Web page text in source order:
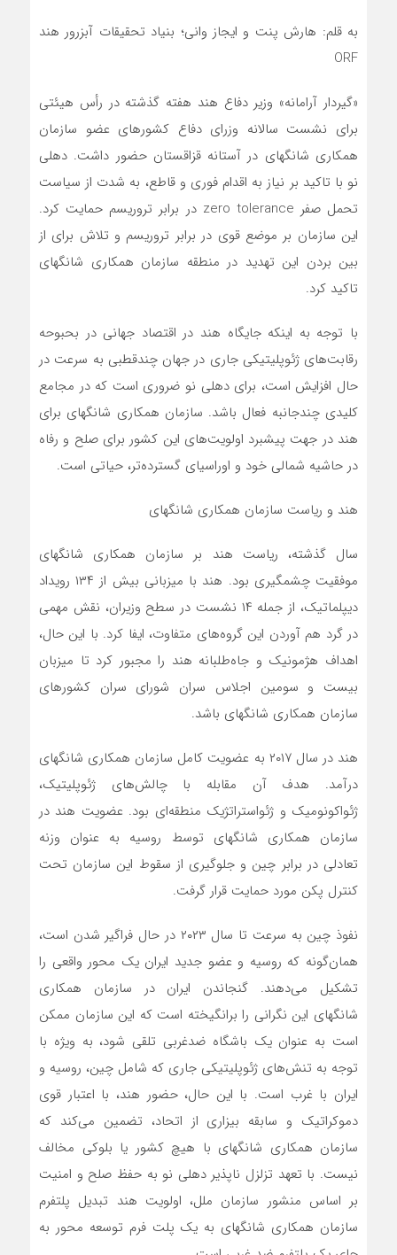
به قلم: هارش پنت و ایجاز وانی؛ بنیاد تحقیقات آبزرور هند
ORF
«گیردار آرامانه» وزیر دفاع هند هفته گذشته در رأس هیئتی
برای نشست سالانه وزرای دفاع کشورهای عضو سازمان
همکاری شانگهای در آستانه قزاقستان حضور داشت. دهلی
نو با تاکید بر نیاز به اقدام فوری و قاطع، به شدت از سیاست
تحمل صفر zero tolerance در برابر تروریسم حمایت کرد.
این سازمان بر موضع قوی در برابر تروریسم و تلاش برای از
بین بردن این تهدید در منطقه سازمان همکاری شانگهای
تاکید کرد.
با توجه به اینکه جایگاه هند در اقتصاد جهانی در بحبوحه
رقابت‌های ژئوپلیتیکی جاری در جهان چندقطبی به سرعت در
حال افزایش است، برای دهلی نو ضروری است که در مجامع
کلیدی چندجانبه فعال باشد. سازمان همکاری شانگهای برای
هند در جهت پیشبرد اولویت‌های این کشور برای صلح و رفاه
در حاشیه شمالی خود و اوراسیای گسترده‌تر، حیاتی است.
هند و ریاست سازمان همکاری شانگهای
سال گذشته، ریاست هند بر سازمان همکاری شانگهای
موفقیت چشمگیری بود. هند با میزبانی بیش از ۱۳۴ رویداد
دیپلماتیک، از جمله ۱۴ نشست در سطح وزیران، نقش مهمی
در گرد هم آوردن این گروه‌های متفاوت، ایفا کرد. با این حال،
اهداف هژمونیک و جاه‌طلبانه هند را مجبور کرد تا میزبان
بیست و سومین اجلاس سران شورای سران کشورهای
سازمان همکاری شانگهای باشد.
هند در سال ۲۰۱۷ به عضویت کامل سازمان همکاری شانگهای
درآمد. هدف آن مقابله با چالش‌های ژئوپلیتیک،
ژئواکونومیک و ژئواستراتژیک منطقه‌ای بود. عضویت هند در
سازمان همکاری شانگهای توسط روسیه به عنوان وزنه
تعادلی در برابر چین و جلوگیری از سقوط این سازمان تحت
کنترل پکن مورد حمایت قرار گرفت.
نفوذ چین به سرعت تا سال ۲۰۲۳ در حال فراگیر شدن است،
همان‌گونه که روسیه و عضو جدید ایران یک محور واقعی را
تشکیل می‌دهند. گنجاندن ایران در سازمان همکاری
شانگهای این نگرانی را برانگیخته است که این سازمان ممکن
است به عنوان یک باشگاه ضدغربی تلقی شود، به ویژه با
توجه به تنش‌های ژئوپلیتیکی جاری که شامل چین، روسیه و
ایران با غرب است. با این حال، حضور هند، با اعتبار قوی
دموکراتیک و سابقه بیزاری از اتحاد، تضمین می‌کند که
سازمان همکاری شانگهای با هیچ کشور یا بلوکی مخالف
نیست. با تعهد تزلزل ناپذیر دهلی نو به حفظ صلح و امنیت
بر اساس منشور سازمان ملل، اولویت هند تبدیل پلتفرم
سازمان همکاری شانگهای به یک پلت فرم توسعه محور به